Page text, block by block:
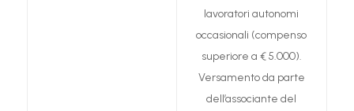
lavoratori autonomi
occasionali (compenso
superiore a € 5.000).
Versamento da parte
dell’associante del